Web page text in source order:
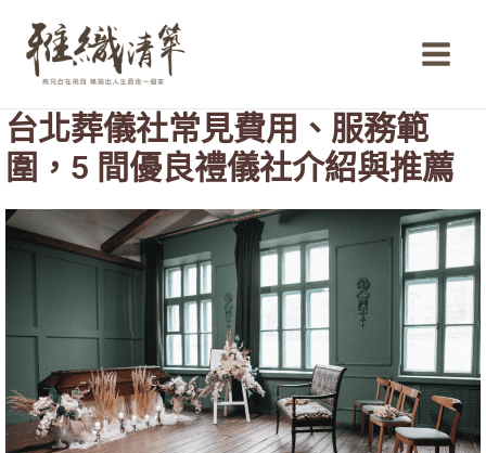
內
容
Menu
台北葬儀社常見費用、服務範
圍，5 間優良禮儀社介紹與推薦